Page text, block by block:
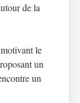
de la
le
un
un